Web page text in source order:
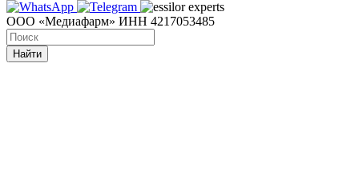
ООО «Медиафарм» ИНН 4217053485
Найти